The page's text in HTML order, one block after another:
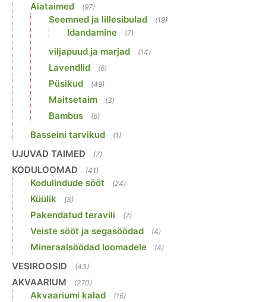
Aiataimed (97)
Seemned ja lillesibulad (19)
Idandamine (7)
viljapuud ja marjad (14)
Lavendlid (6)
Püsikud (49)
Maitsetaim (3)
Bambus (6)
Basseini tarvikud (1)
UJUVAD TAIMED (7)
KODULOOMAD (41)
Kodulindude sööt (24)
Küülik (3)
Pakendatud teravili (7)
Veiste sööt ja segasöödad (4)
Mineraalsöödad loomadele (4)
VESIROOSID (43)
AKVAARIUM (270)
Akvaariumi kalad (16)